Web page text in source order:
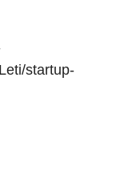
startup-